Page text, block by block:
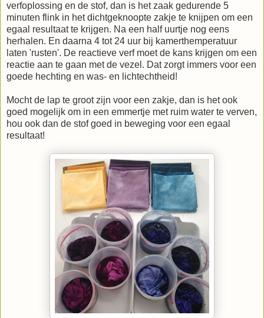
verfoplossing en de stof, dan is het zaak gedurende 5
minuten flink in het dichtgeknoopte zakje te knijpen om een
egaal resultaat te krijgen. Na een half uurtje nog eens
herhalen. En daarna 4 tot 24 uur bij kamerthemperatuur
laten 'rusten'. De reactieve verf moet de kans krijgen om een
reactie aan te gaan met de vezel. Dat zorgt immers voor een
goede hechting en was- en lichtechtheid!
Mocht de lap te groot zijn voor een zakje, dan is het ook
goed mogelijk om in een emmertje met ruim water te verven,
hou ook dan de stof goed in beweging voor een egaal
resultaat!